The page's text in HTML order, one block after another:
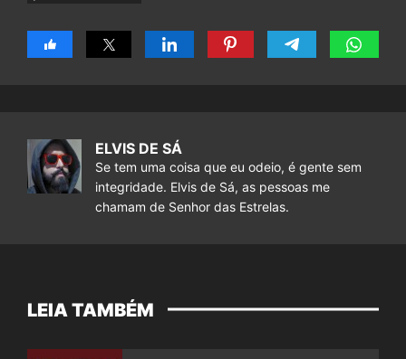
ELVIS DE SÁ
Se tem uma coisa que eu odeio, é gente sem
integridade. Elvis de Sá, as pessoas me
chamam de Senhor das Estrelas.
LEIA TAMBÉM